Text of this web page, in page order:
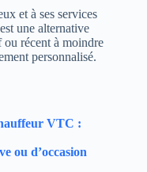
et à ses services
est une alternative
ou récent à moindre
personnalisé.
VTC :
ou d’occasion